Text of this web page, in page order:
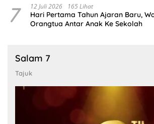
7 12 Juli 2026 165 Lihat
Hari Pertama Tahun Ajaran Baru,
Orangtua Antar Anak Ke Sekolah
Salam 7
Tajuk